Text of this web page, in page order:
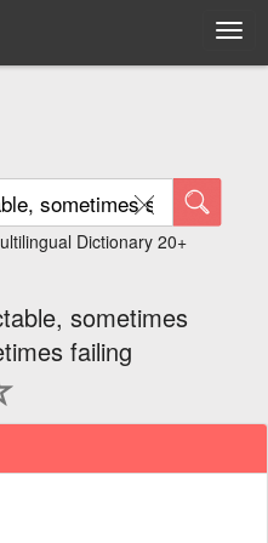
Dictionary 20+
sometimes
failing